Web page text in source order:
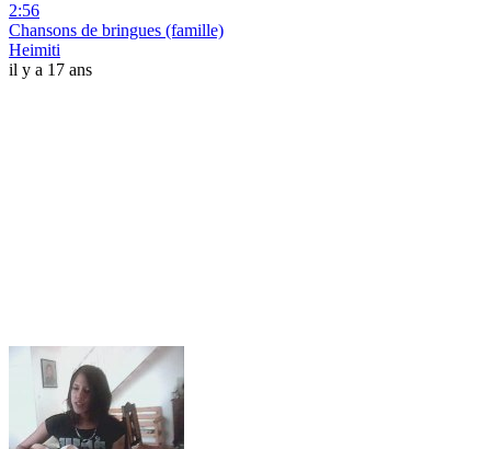
2:56
Chansons de bringues (famille)
Heimiti
il y a 17 ans